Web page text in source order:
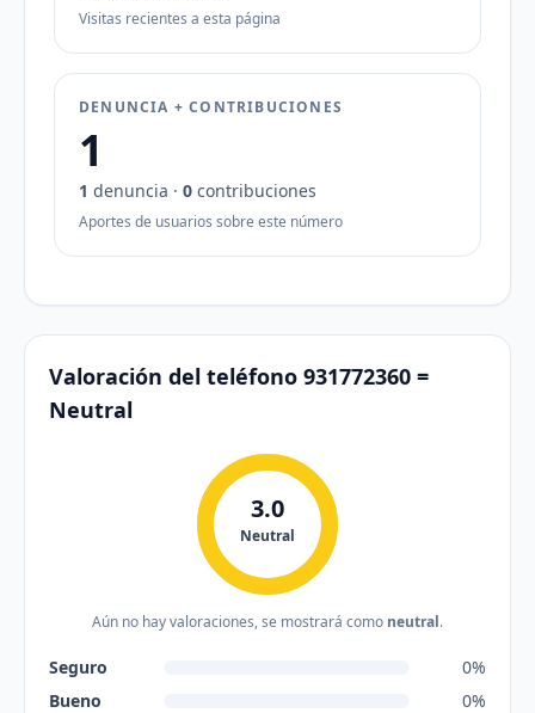
Visitas recientes a esta página
DENUNCIA + CONTRIBUCIONES
1
1 denuncia · 0 contribuciones
Aportes de usuarios sobre este número
Valoración del teléfono 931772360 =
Neutral
3.0
Neutral
Aún no hay valoraciones, se mostrará como neutral.
Seguro
0%
Bueno
0%